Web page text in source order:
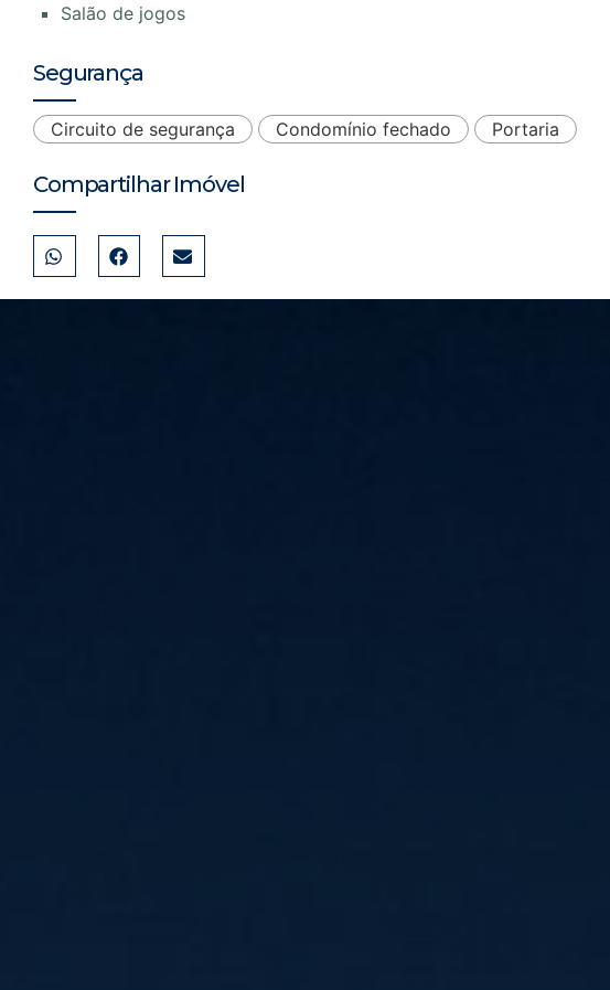
Salão de jogos
Segurança
Circuito de segurança Condomínio fechado Portaria
Compartilhar Imóvel